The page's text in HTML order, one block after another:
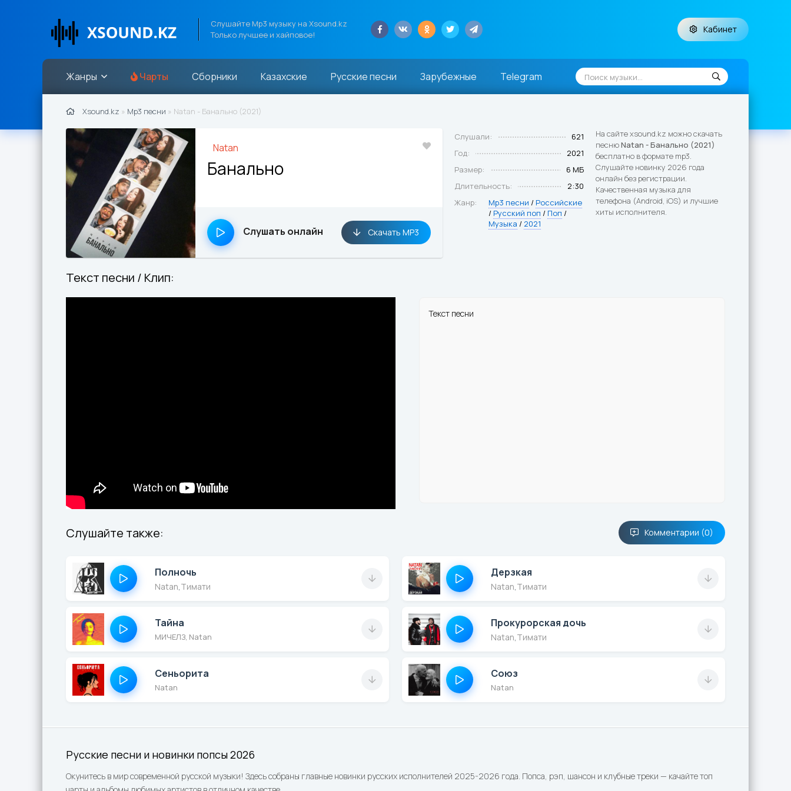
Слушайте Mp3 музыку на Xsound.kz
Только лучшее и хайповое!
Кабинет
Жанры Чарты Сборники Казахские Русские песни Зарубежные Telegram
Русские песни и новинки попсы 2026
Окунитесь в мир современной русской музыки! Здесь собраны главные новинки русских исполнителей 2025-2026 года. Попса, рэп, шансон и клубные треки — качайте топ
Xsound.kz » Mp3 песни » Natan - Банально (2021)
Natan
Банально
Слушать онлайн Скачать MP3
Слушали:
621
Год:
2021
Размер:
6 МБ
Длительность:
2:30
Жанр:
Mp3 песни / Российские
/ Русский поп / Поп /
Музыка / 2021
На сайте xsound.kz можно скачать
песнюNatan - Банально (2021)
бесплатно в формате mp3.
Слушайте новинку 2026 года
онлайн без регистрации.
Качественная музыка для
телефона (Android, iOS) и лучшие
хиты исполнителя.
Текст песни / Клип:
Текст песни
Слушайте также: Комментарии (0)
Полночь
Natan Тимати
Дерзкая
Natan Тимати
Тайна
МИЧЕЛЗ, Natan
Прокурорская дочь
Natan Тимати
Сеньорита
Natan
Союз
Natan